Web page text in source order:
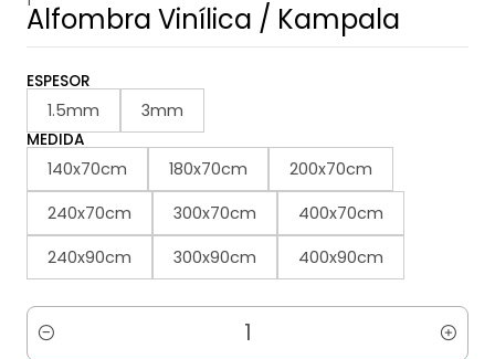
Alfombra Vinílica / Kampala
ESPESOR
1.5mm 3mm
MEDIDA
140x70cm 180x70cm
200x70cm
240x70cm
300x70cm
400x70cm
240x90cm
300x90cm 400x90cm
Cantidad